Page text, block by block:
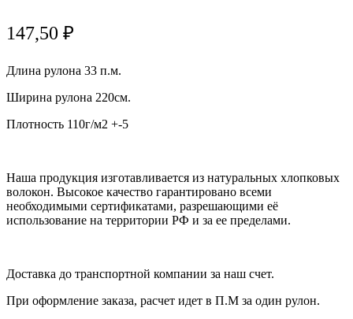
147,50 ₽
Длина рулона 33 п.м.
Ширина рулона 220см.
Плотность 110г/м2 +-5
Наша продукция изготавливается из натуральных хлопковых
волокон. Высокое качество гарантировано всеми
необходимыми сертификатами, разрешающими её
использование на территории РФ и за ее пределами.
Доставка до транспортной компании за наш счет.
При оформление заказа, расчет идет в П.М за один рулон.